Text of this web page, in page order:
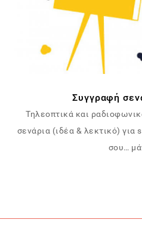
Συγγραφή
Τηλεοπτικά και
σενάρια (ιδέα & λεκτικό)
σου…